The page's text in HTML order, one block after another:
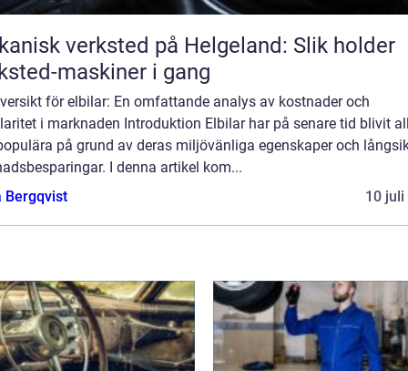
verksted på Helgeland: Slik holder
maskiner i gang
för elbilar: En omfattande analys av kostnader och
i marknaden Introduktion Elbilar har på senare tid blivit
på grund av deras miljövänliga egenskaper och
I denna artikel kom...
Bergqvist
10 juli